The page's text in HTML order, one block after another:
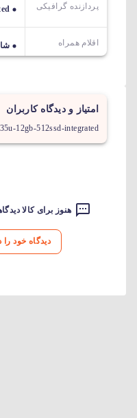
پردازنده گرافیکی Integrated
اقلام همراه
امتیاز و دیدگاه کاربران
12gb-512ssd-integrated
هنوز برای کالا
دیدگاه خود را